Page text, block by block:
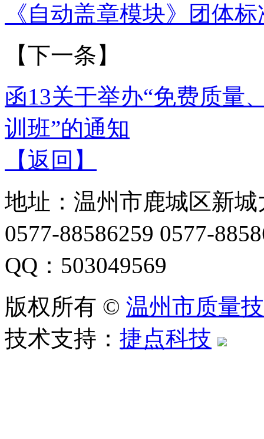
《自动盖章模块》团体
【下一条】
函13关于举办“免费质量
训班”的通知
【返回】
地址：温州市鹿城区新
0577-88586259 0577-
QQ：503049569
版权所有 © 温州市质量
技术支持： 捷点科技